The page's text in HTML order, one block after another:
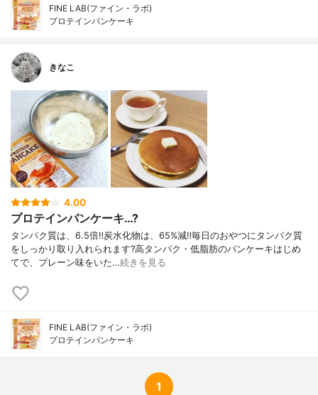
FINE LAB(ファイン・ラボ)
プロテインパンケーキ
きなこ
4.00
プロテインパンケーキ…?
タンパク質は、6.5倍‼️炭水化物は、65%減‼️毎日のおやつにタンパク質
をしっかり取り入れられます?高タンパク・低脂肪のパンケーキはじめ
てで、プレーン味をいた…続きを見る
FINE LAB(ファイン・ラボ)
プロテインパンケーキ
1